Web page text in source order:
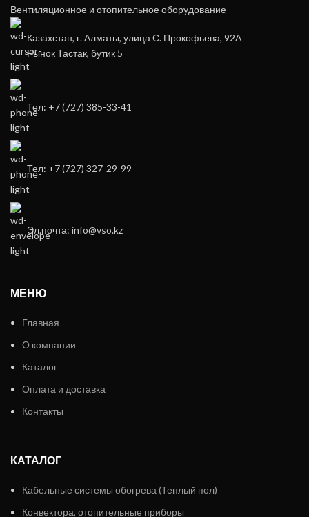
Вентиляционное и отопительное оборудование
Казахстан, г. Алматы, улица С. Прокофьева, 92А
Рынок Тастак, бутик 5
Тел: +7 (727) 385-33-41
Тел: +7 (727) 327-29-99
Эл.почта: info@vso.kz
МЕНЮ
Главная
О компании
Каталог
Оплата и доставка
Контакты
КАТАЛОГ
Кабельные системы обогрева (Теплый пол)
Конвектора, отопительные приборы